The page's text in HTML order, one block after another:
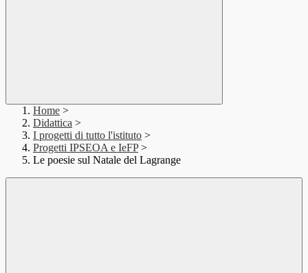
Home >
Didattica >
I progetti di tutto l'istituto >
Progetti IPSEOA e IeFP >
Le poesie sul Natale del Lagrange